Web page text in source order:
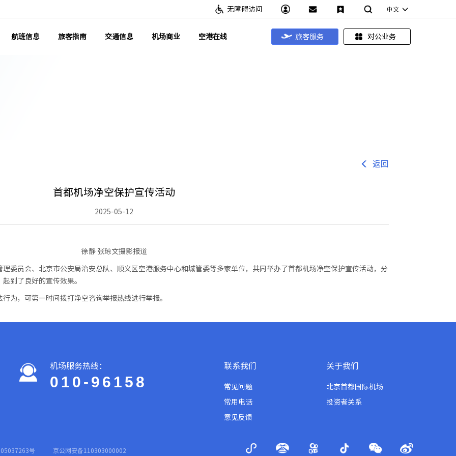
无障碍访问 中文
旅客服务 对公业务
航班信息 旅客指南 交通信息 机场商业 空港在线
返回
首都机场净空保护宣传活动
2025-05-12
徐静 张琼文摄影报道
委员会、北京市公安局治安总队、顺义区空港服务中心和城管委等多家单位，共同举办了首都机场净空保护宣传活动，分
到了良好的宣传效果。
为，可第一时间拨打净空咨询举报热线进行举报。
机场服务热线：
010-96158
联系我们
常见问题
常用电话
意见反馈
关于我们
北京首都国际机场
投资者关系
号 京公网安备110303000002